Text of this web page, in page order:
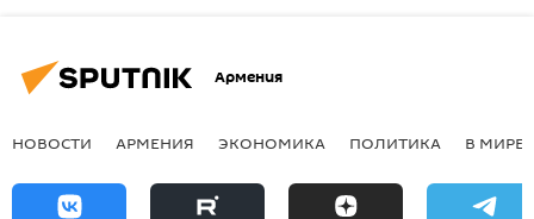
Армения
НОВОСТИ АРМЕНИЯ ЭКОНОМИКА ПОЛИТИКА В МИРЕ